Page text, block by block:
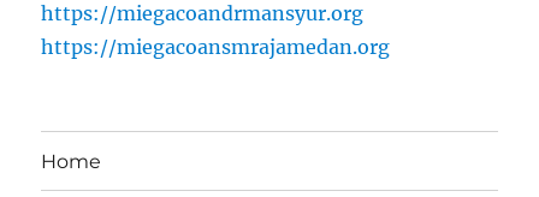
https://miegacoandrmansyur.org
https://miegacoansmrajamedan.org
Home